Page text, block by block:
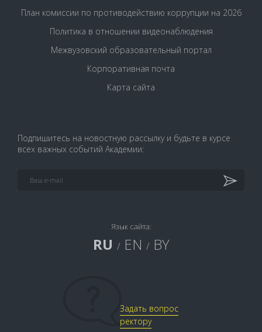
План комиссии по противодействию коррупции на 2026
Политика в отношении видеонаблюдения
Межвузовский образовательный портал
Корпоративная почта
Карта сайта
Подпишитесь на новостную рассылку и будьте в курсе
всех важных событий Академии:
Язык сайта:
RU / EN / BY
Задать вопрос
ректору